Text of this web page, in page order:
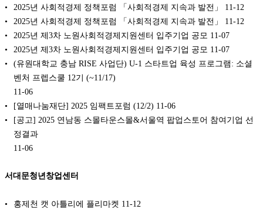
2025년 사회적경제 정책포럼 「사회적경제 지속과 발전」
11-12
2025년 사회적경제 정책포럼 「사회적경제 지속과 발전」
11-12
2025년 제3차 노원사회적경제지원센터 입주기업 공모 11-07
2025년 제3차 노원사회적경제지원센터 입주기업 공모 11-07
(유원대학교 충남 RISE 사업단) U-1 스타트업 육성 프로그램: 소셜
벤처 프렙스쿨 12기 (~11/17)
11-06
[열매나눔재단] 2025 임팩트포럼 (12/2) 11-06
[공고] 2025 연남동 스몰타운스몰&서울역 팝업스토어 참여기업 선
정결과
11-06
서대문청년창업센터
홍제천 캣 아틀리에 플리마켓 11-12